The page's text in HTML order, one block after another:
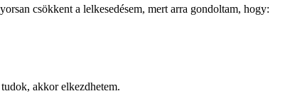
csökkent a lelkesedésem, mert arra gondoltam, hogy:
akkor elkezdhetem.